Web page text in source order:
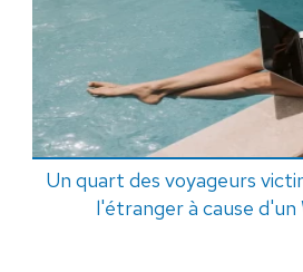
Un quart des voyageurs
l'étranger à cause d'un